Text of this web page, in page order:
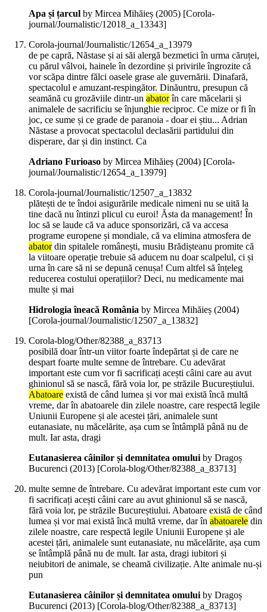
Apa și țarcul by Mircea Mihăieș (2005) [Corola-
journal/Journalistic/12018_a_13343]
Corola-journal/Journalistic/12654_a_13979
de pe capră, Năstase și ai săi alergă bezmetici în urma căruței,
cu părul vâlvoi, hainele în dezordine și privirile îngrozite că
vor scăpa dintre fălci oasele grase ale guvernării. Dinafară,
spectacolul e amuzant-respingător. Dinăuntru, presupun că
seamănă cu grozăviile dintr-un abatorîn care măcelarii și
animalele de sacrificiu se înjunghie reciproc. Ce mize or fi în
joc, ce sume și ce grade de paranoia - doar ei știu... Adrian
Năstase a provocat spectacolul declasării partidului din
disperare, dar și din instinct. Ca
Adriano Furioaso by Mircea Mihăieș (2004) [Corola-
journal/Journalistic/12654_a_13979]
Corola-journal/Journalistic/12507_a_13832
plătești de te îndoi asigurările medicale nimeni nu se uită la
tine dacă nu întinzi plicul cu euroi! Ăsta da management! În
loc să se laude că va aduce sponsorizări, că va accesa
programe europene și mondiale, că va elimina atmosfera de
abatordin spitalele românești, musiu Brădișteanu promite că
la viitoare operație trebuie să aducem nu doar scalpelul, ci și
urna în care să ni se depună cenușa! Cum altfel să înțeleg
reducerea costului operațiilor? Deci, nu medicamente mai
multe și mai
Hidrologia îneacă România by Mircea Mihăieș (2004)
[Corola-journal/Journalistic/12507_a_13832]
Corola-blog/Other/82388_a_83713
posibilă doar într-un viitor foarte îndepărtat și de care ne
despart foarte multe semne de întrebare. Cu adevărat
important este cum vor fi sacrificați acești câini care au avut
ghinionul să se nască, fără voia lor, pe străzile Bucureștiului.
Abatoare există de când lumea și vor mai există încă multă
vreme, dar în abatoarele din zilele noastre, care respectă legile
Uniunii Europene și ale acestei țări, animalele sunt
eutanasiate, nu măcelărite, așa cum se întâmplă până nu de
mult. Iar asta, dragi
Eutanasierea câinilor și demnitatea omuluiby Dragoș
Bucurenci (2013) [Corola-blog/Other/82388_a_83713]
multe semne de întrebare. Cu adevărat important este cum vor
fi sacrificați acești câini care au avut ghinionul să se nască,
fără voia lor, pe străzile Bucureștiului. Abatoare există de când
lumea și vor mai există încă multă vreme, dar în abatoarele din
zilele noastre, care respectă legile Uniunii Europene și ale
acestei țări, animalele sunt eutanasiate, nu măcelărite, așa cum
se întâmplă până nu de mult. Iar asta, dragi iubitori și
neiubitori de animale, se cheamă civilizație. Alte animale nu-și
pun
Eutanasierea câinilor și demnitatea omuluiby Dragoș
Bucurenci (2013) [Corola-blog/Other/82388_a_83713]